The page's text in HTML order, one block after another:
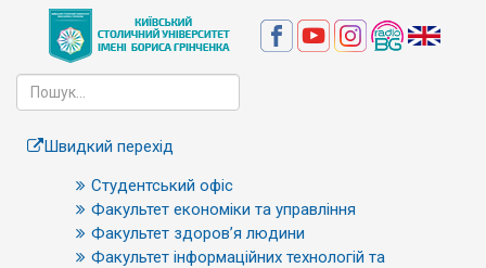
Швидкий перехід
Студентський офіс
Факультет економіки та управління
Факультет здоров’я людини
Факультет інформаційних технологій та